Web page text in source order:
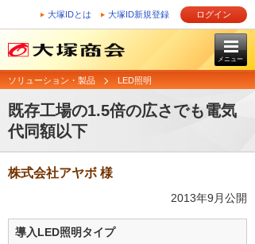
大塚IDとは 大塚ID新規登録 ログイン
メニュー
ソリューション・製品 LED照明
既存工場の1.5倍の広さでも電気
代同額以下
株式会社アヤボ 様
2013年9月公開
導入LED照明タイプ